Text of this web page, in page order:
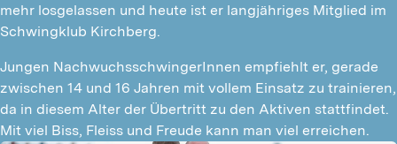
mehr losgelassen und heute ist er langjähriges Mitglied im
Schwingklub Kirchberg.
Jungen NachwuchsschwingerInnen empfiehlt er, gerade
zwischen 14 und 16 Jahren mit vollem Einsatz zu trainieren,
da in diesem Alter der Übertritt zu den Aktiven stattfindet.
Mit viel Biss, Fleiss und Freude kann man viel erreichen.